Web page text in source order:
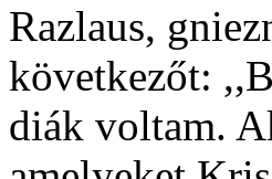
Razlaus,
következőt:
diák voltam.